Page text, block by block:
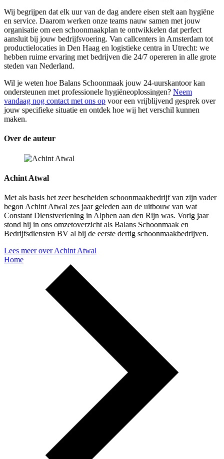
Wij begrijpen dat elk uur van de dag andere eisen stelt aan hygiëne
en service. Daarom werken onze teams nauw samen met jouw
organisatie om een schoonmaakplan te ontwikkelen dat perfect
aansluit bij jouw bedrijfsvoering. Van callcenters in Amsterdam tot
productielocaties in Den Haag en logistieke centra in Utrecht: we
hebben ruime ervaring met bedrijven die 24/7 opereren in alle grote
steden van Nederland.
Wil je weten hoe Balans Schoonmaak jouw 24-uurskantoor kan
ondersteunen met professionele hygiëneoplossingen? Neem
vandaag nog contact met ons op voor een vrijblijvend gesprek over
jouw specifieke situatie en ontdek hoe wij het verschil kunnen
maken.
Over de auteur
Achint Atwal
Met als basis het zeer bescheiden schoonmaakbedrijf van zijn vader
begon Achint Atwal zes jaar geleden aan de uitbouw van wat
Constant Dienstverlening in Alphen aan den Rijn was. Vorig jaar
stond hij in ons omzetoverzicht als Balans Schoonmaak en
Bedrijfsdiensten BV al bij de eerste dertig schoonmaakbedrijven.
Lees meer over Achint Atwal
Home